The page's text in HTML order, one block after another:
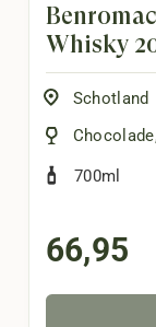
Whisky
Schotland
Chocolade
700ml
66,95